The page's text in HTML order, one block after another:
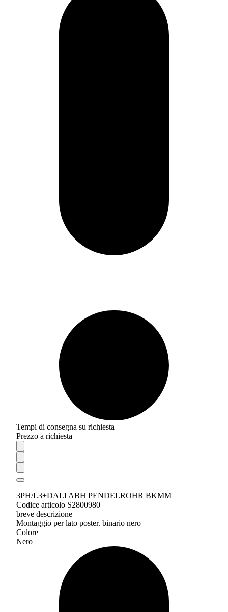
Tempi di consegna su richiesta
Prezzo a richiesta
3PH/L3+DALI ABH PENDELROHR BKMM
Codice articolo S2800980
breve descrizione
Montaggio per lato poster. binario nero
Colore
Nero